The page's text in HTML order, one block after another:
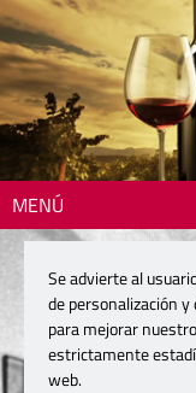
MENÚ
Se advierte al
de personalización
para mejorar
estrictamente
web.